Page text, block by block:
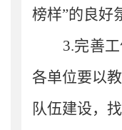
榜样”的良好
3.完善
各单位要以
队伍建设，